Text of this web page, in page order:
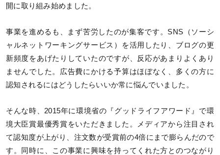
開に取り組み始めました。
事業を進めるも、まず苦労したのが集客です。SNS（ソーシ
ャルネットワーキングサービス）を活用したり、ブログの更
新頻度をあげたりしていたのですが、反応があまりよくあり
ませんでした。広告費にかける予算はほぼなく、多くの方に
認知されるにはどうしたらいいか常に悩んでいました。
そんな時、2015年に環境省の『グッドライフアワード』で環
境大臣賞最優秀賞をいただきました。メディアから注目され
て認知度が上がり、注文数が受賞前の4倍にまで膨らんだので
す。同時に、この事業に興味を持ってくれた方とのつながり